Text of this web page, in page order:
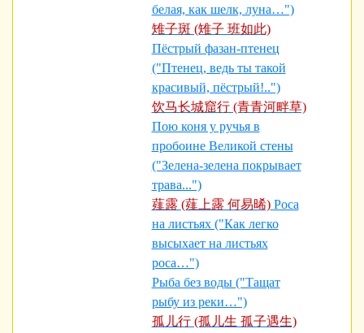
белая, как шелк, луна…")
雉子斑 (雉子 班如此)
Пёстрый фазан-птенец
("Птенец, ведь ты такой
красивый, пёстрый!..")
饮马长城窟行 (青青河畔草)
Пою коня у ручья в
пробоине Великой стены
("Зелена-зелена покрывает
трава...")
薤露 (薤上露 何易晞) Роса
на листьях ("Как легко
высыхает на листьях
роса…")
Рыба без воды ("Тащат
рыбу из реки…")
孤儿行 (孤儿生 孤子遇生)